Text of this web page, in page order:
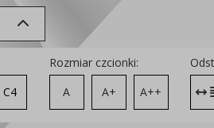
C4
Rozmiar czcionki:
A
A+ A++